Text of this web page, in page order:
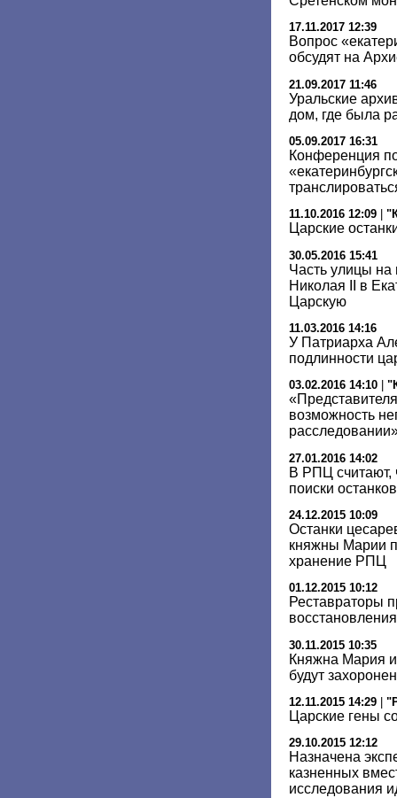
17.11.2017 12:39
Вопрос
обсудят на
21.09.2017 11:46
Уральские
дом, где была
05.09.2017 16:31
Конференция
11.10.2016 12:09
Царские
30.05.2016 15:41
Часть улицы на
Николая II в
Царскую
11.03.2016 14:16
У Патриарха
подлинности
03.02.2016 14:10
возможность
27.01.2016 14:02
В РПЦ считают,
поиски
24.12.2015 10:09
Останки
княжны Марии
хранение РПЦ
01.12.2015 10:12
Реставраторы
30.11.2015 10:35
Княжна Мария
будут
12.11.2015 14:29
Царские гены
29.10.2015 12:12
Назначена
казненных
исследования